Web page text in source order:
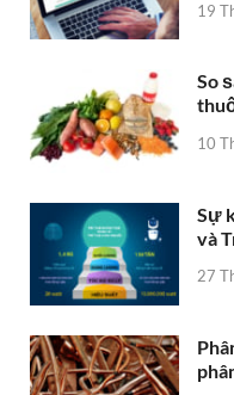
19
So
10
Sự
và
27